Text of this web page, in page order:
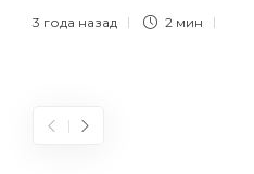
3 года назад 2 мин